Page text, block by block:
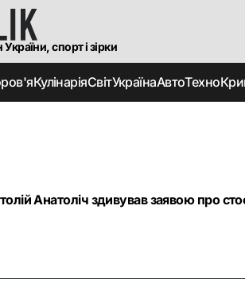
спорт і зірки
КулінаріяСвітУкраїнаАвтоТехно
Анатоліч здивував заявою про